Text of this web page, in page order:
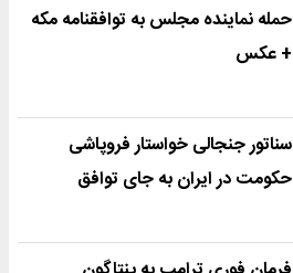
حمله نماینده مجلس به توافقنامه مکه
+ عکس
سناتور جنجالی خواستار فروپاشی
حکومت در ایران به جای توافق